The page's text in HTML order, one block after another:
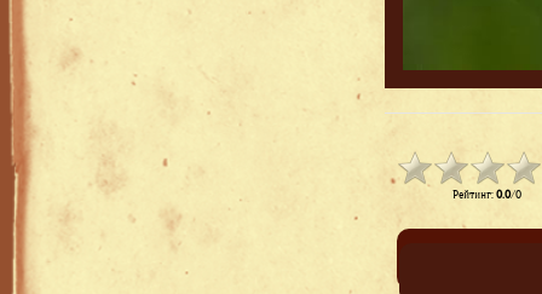
Рейтинг:0.0/0